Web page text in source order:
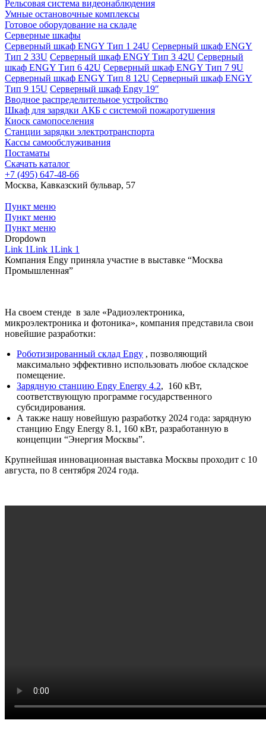
Рельсовая система видеонаблюдения
Умные остановочные комплексы
Готовое оборудование на складе
Серверные шкафы
Серверный шкаф ENGY Тип 1 24U Серверный шкаф ENGY
Тип 2 33U Серверный шкаф ENGY Тип 3 42U Серверный
шкаф ENGY Тип 6 42U Серверный шкаф ENGY Тип 7 9U
Серверный шкаф ENGY Тип 8 12U Серверный шкаф ENGY
Тип 9 15U Серверный шкаф Engy 19″
Вводное распределительное устройство
Шкаф для зарядки АКБ с системой пожаротушения
Киоск самопоселения
Станции зарядки электротранспорта
Кассы самообслуживания
Постаматы
Скачать каталог
+7 (495) 647-48-66
Москва, Кавказский бульвар, 57
Пункт меню
Пункт меню
Пункт меню
Dropdown
Link 1Link 1Link 1
Компания Engy приняла участие в выставке “Москва
Промышленная”
На своем стенде в зале «Радиоэлектроника,
микроэлектроника и фотоника», компания представила свои
новейшие разработки:
Роботизированный склад Engy , позволяющий
максимально эффективно использовать любое складское
помещение.
Зарядную станцию Engy Energy 4.2, 160 кВт,
соответствующую программе государственного
субсидирования.
А также нашу новейшую разработку 2024 года: зарядную
станцию Engy Energy 8.1, 160 кВт, разработанную в
концепции “Энергия Москвы”.
Крупнейшая инновационная выставка Москвы проходит с 10
августа, по 8 сентября 2024 года.